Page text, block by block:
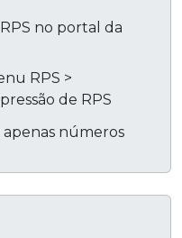
no portal da
RPS >
de RPS
apenas números